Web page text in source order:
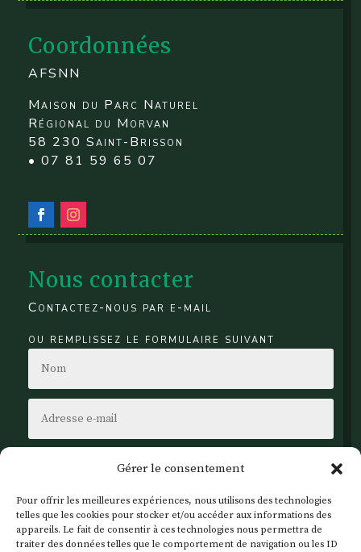
Gérer le consentement
Pour offrir les meilleures expériences, nous utilisons des technologies
telles que les cookies pour stocker et/ou accéder aux informations des
appareils. Le fait de consentir à ces technologies nous permettra de
traiter des données telles que le comportement de navigation ou les ID
Coordonnées
AFSNN
Maison du Parc Naturel
Régional du Morvan
58 230 Saint-Brisson
• 07 81 59 65 07
Nous contacter
Contactez-nous par e-mail
ou remplissez le formulaire suivant